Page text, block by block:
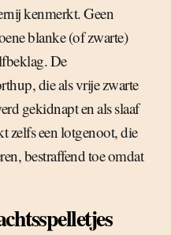
kenmerkt. Geen
blanke (of zwarte)
De
die als vrije zwarte
gekidnapt en als slaaf
zelfs een lotgenoot, die
bestraffend toe omdat